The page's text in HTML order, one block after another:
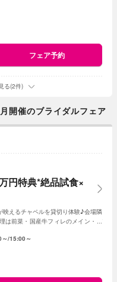
フェア予約
る(2件)
催のブライダルフェア
円特典*絶品試食×
えるチャペルを貸切り体験♪会場隣
前菜・国産牛フィレのメイン・デ
15:00～